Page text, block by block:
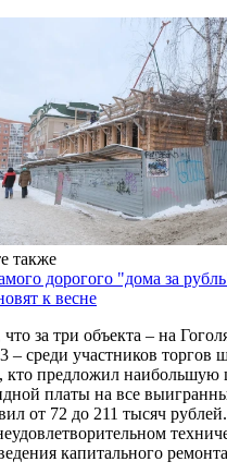
также
дорогого "дома за
к весне
что за три объекта – на
– среди участников торгов
кто предложил наибольшую
платы на все
от 72 до 211 тысяч
капитального